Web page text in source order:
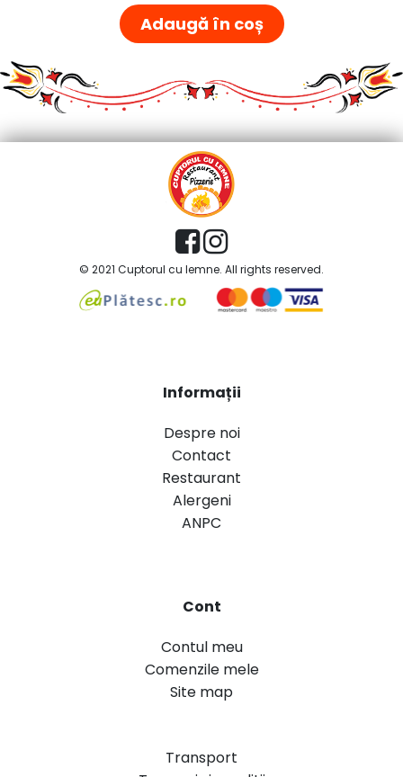
Adaugă în coș
© 2021 Cuptorul cu lemne. All rights reserved.
Informații
Despre noi
Contact
Restaurant
Alergeni
ANPC
Cont
Contul meu
Comenzile mele
Site map
Transport